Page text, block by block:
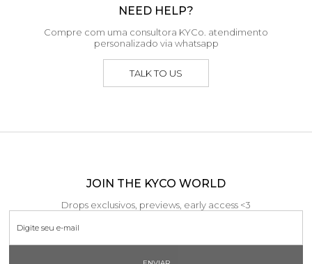
NEED HELP?
Compre com uma consultora KYCo. atendimento
personalizado via whatsapp
TALK TO US
JOIN THE KYCO WORLD
Drops exclusivos, previews, early access <3